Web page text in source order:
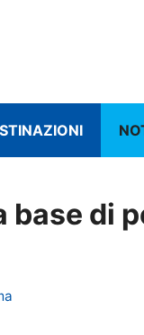
base di